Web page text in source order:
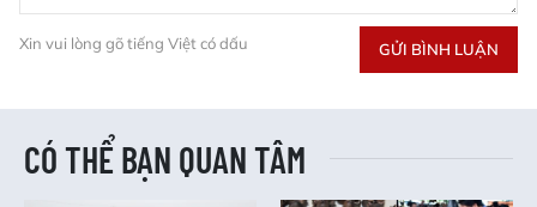
Xin vui lòng gõ tiếng Việt có dấu GỬI BÌNH LUẬN
CÓ THỂ BẠN QUAN TÂM